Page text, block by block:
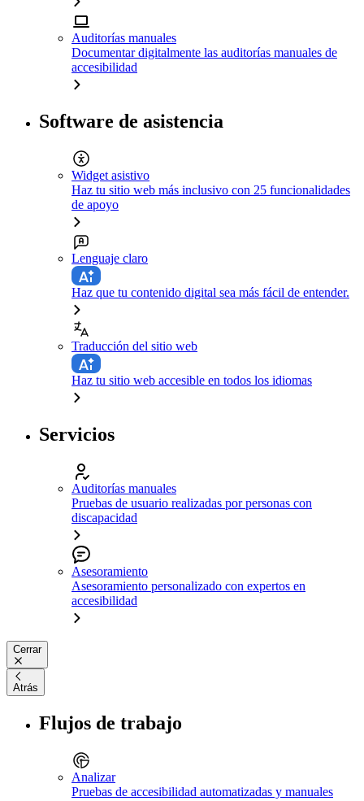
Auditorías manuales
Documentar digitalmente las auditorías manuales de
accesibilidad
Software de asistencia
Widget asistivo
Haz tu sitio web más inclusivo con 25 funcionalidades
de apoyo
Lenguaje claro
Haz que tu contenido digital sea más fácil de entender.
Traducción del sitio web
Haz tu sitio web accesible en todos los idiomas
Servicios
Auditorías manuales
Pruebas de usuario realizadas por personas con
discapacidad
Asesoramiento
Asesoramiento personalizado con expertos en
accesibilidad
Cerrar
Atrás
Flujos de trabajo
Analizar
Pruebas de accesibilidad automatizadas y manuales